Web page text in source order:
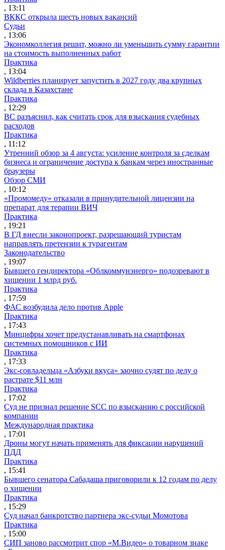
, 13:11
ВККС открыла шесть новых вакансий
Судьи
, 13:06
Экономколлегия решит, можно ли уменьшить сумму гарантии
на стоимость выполненных работ
Практика
, 13:04
Wildberries планирует запустить в 2027 году два крупных
склада в Казахстане
Практика
, 12:29
ВС разъяснил, как считать срок для взыскания судебных
расходов
Практика
, 11:12
Утренний обзор за 4 августа: усиление контроля за сделкам
бизнеса и ограничение доступа к банкам через иностранные
браузеры
Обзор СМИ
, 10:12
«Промомеду» отказали в принудительной лицензии на
препарат для терапии ВИЧ
Практика
, 19:21
В ГД внесли законопроект, разрешающий туристам
направлять претензии к турагентам
Законодательство
, 19:07
Бывшего гендиректора «Облкоммунэнерго» подозревают в
хищении 1 млрд руб.
Практика
, 17:59
ФАС возбудила дело против Apple
Практика
, 17:43
Минцифры хочет предустанавливать на смартфонах
системных помощников с ИИ
Практика
, 17:33
Экс-совладельца «Азбуки вкуса» заочно судят по делу о
растрате $11 млн
Практика
, 17:02
Суд не признал решение SCC по взысканию с российской
компании
Международная практика
, 17:01
Дроны могут начать применять для фиксации нарушений
ПДД
Практика
, 15:41
Бывшего сенатора Сабадаша приговорили к 12 годам по делу
о хищении
Практика
, 15:29
Суд начал банкротство партнера экс-судьи Момотова
Практика
, 15:00
СИП заново рассмотрит спор «М.Видео» о товарном знаке